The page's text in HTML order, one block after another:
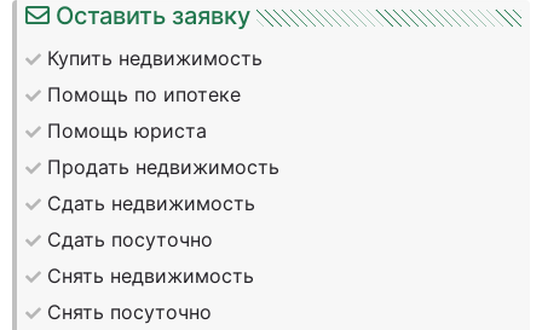
Оставить заявку
Купить недвижимость
Помощь по ипотеке
Помощь юриста
Продать недвижимость
Сдать недвижимость
Сдать посуточно
Снять недвижимость
Снять посуточно